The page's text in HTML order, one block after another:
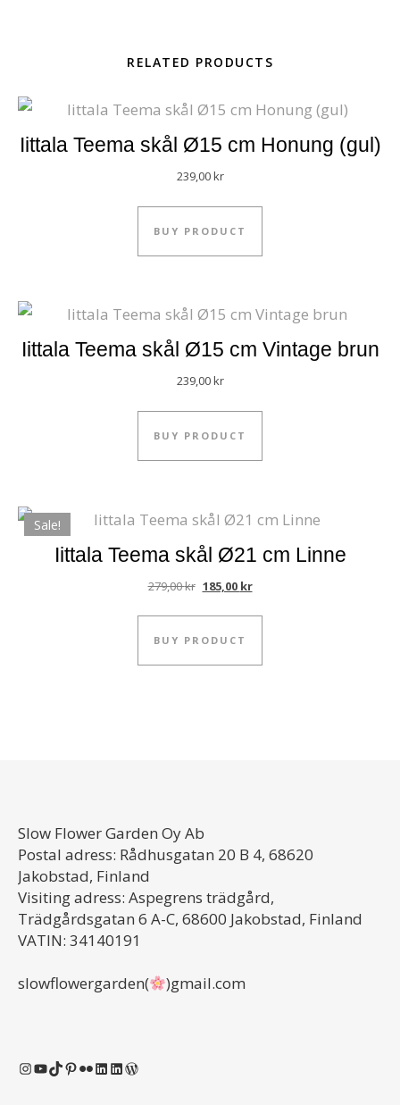
RELATED PRODUCTS
Iittala Teema skål Ø15 cm Honung (gul)
239,00kr
BUY PRODUCT
Iittala Teema skål Ø15 cm Vintage brun
239,00kr
BUY PRODUCT
Sale!
Iittala Teema skål Ø21 cm Linne
279,00kr Original price was: 279,00 kr.
185,00 krCurrent price is: 185,00 kr.
BUY PRODUCT
Slow Flower Garden Oy Ab
Postal adress: Rådhusgatan 20 B 4, 68620
Jakobstad, Finland
Visiting adress: Aspegrens trädgård,
Trädgårdsgatan 6 A-C, 68600 Jakobstad, Finland
VATIN: 34140191
slowflowergarden( )gmail.com
Instagram
YouTube
TikTok
Pinterest
Flickr
LinkedIn
LinkedIn
WordPress